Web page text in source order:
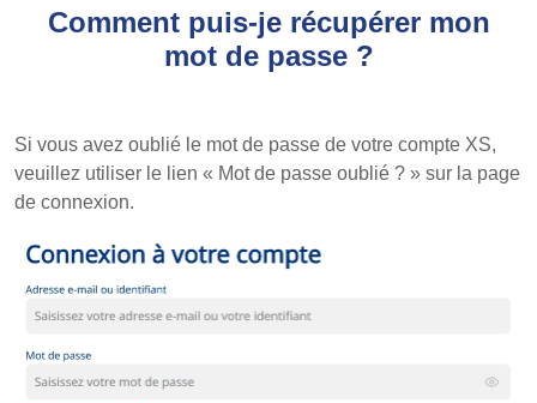
Comment puis-je récupérer mon
mot de passe ?
Si vous avez oublié le mot de passe de votre compte XS,
veuillez utiliser le lien « Mot de passe oublié ? » sur la page
de connexion.